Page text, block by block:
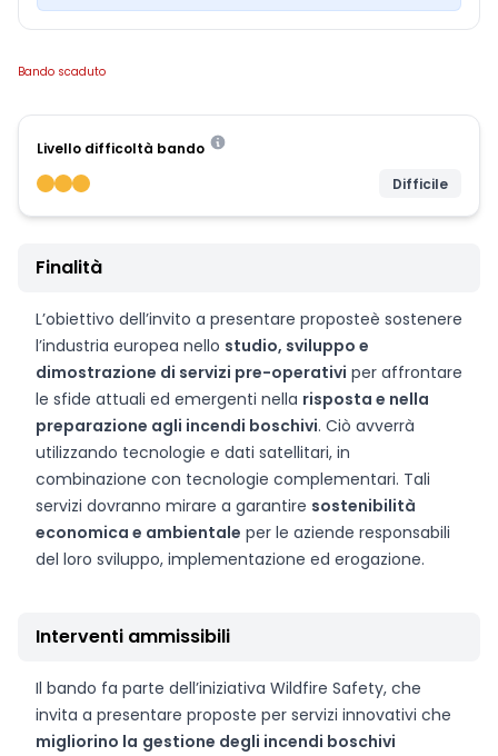
Bando scaduto
Livello difficoltà bando
Difficile
Finalità
L’obiettivo dell’invito a presentare proposteè sostenere
l’industria europea nello studio, sviluppo e
dimostrazione di servizi pre-operativi per affrontare
le sfide attuali ed emergenti nella risposta e nella
preparazione agli incendi boschivi. Ciò avverrà
utilizzando tecnologie e dati satellitari, in
combinazione con tecnologie complementari. Tali
servizi dovranno mirare a garantire sostenibilità
economica e ambientale per le aziende responsabili
del loro sviluppo, implementazione ed erogazione.
Interventi ammissibili
Il bando fa parte dell’iniziativa Wildfire Safety, che
invita a presentare proposte per servizi innovativi che
migliorino la gestione degli incendi boschivi